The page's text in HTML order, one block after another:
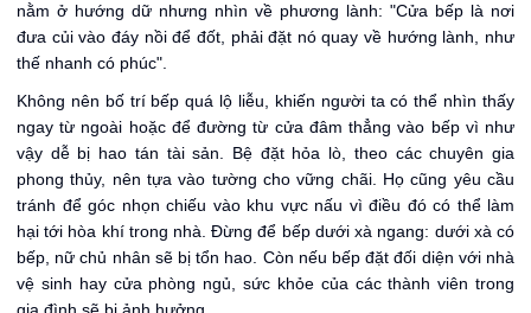
nằm ở hướng dữ nhưng nhìn về phương lành: "Cửa bếp là nơi
đưa củi vào đáy nồi để đốt, phải đặt nó quay về hướng lành, như
thế nhanh có phúc".
Không nên bố trí bếp quá lộ liễu, khiến người ta có thể nhìn thấy
ngay từ ngoài hoặc để đường từ cửa đâm thẳng vào bếp vì như
vậy dễ bị hao tán tài sản. Bệ đặt hỏa lò, theo các chuyên gia
phong thủy, nên tựa vào tường cho vững chãi. Họ cũng yêu cầu
tránh để góc nhọn chiếu vào khu vực nấu vì điều đó có thể làm
hại tới hòa khí trong nhà. Đừng để bếp dưới xà ngang: dưới xà có
bếp, nữ chủ nhân sẽ bị tổn hao. Còn nếu bếp đặt đối diện với nhà
vệ sinh hay cửa phòng ngủ, sức khỏe của các thành viên trong